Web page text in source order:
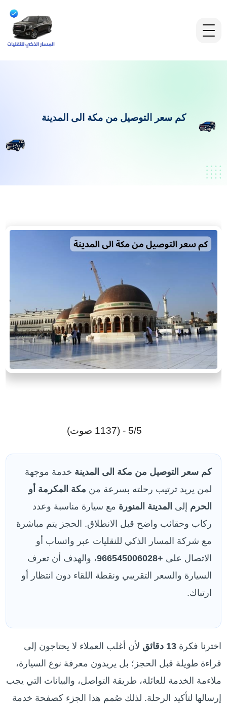
كم سعر التوصيل من مكة الى المدينة
5/5 - (1137 صوت)
كم سعر التوصيل من مكة الى المدينة خدمة موجهة
لمن يريد ترتيب رحلته بسرعة من مكة المكرمة أو
الحرم إلى المدينة المنورة مع سيارة مناسبة وعدد
ركاب وحقائب واضح قبل الانطلاق. الحجز يتم مباشرة
مع شركة المسار الذكي للنقليات عبر واتساب أو
الاتصال على +966545006028
، والهدف أن تعرف
السيارة والسعر التقريبي ونقطة اللقاء دون انتظار أو
ارتباك.
اخترنا فكرة13 دقائق
لأن أغلب العملاء لا يحتاجون إلى
قراءة طويلة قبل الحجز؛ بل يريدون معرفة نوع السيارة،
ملاءمة الخدمة للعائلة، طريقة التواصل، والبيانات التي يجب
إرسالها لتأكيد الرحلة. لذلك صُمم هذا الجزء كصفحة خدمة